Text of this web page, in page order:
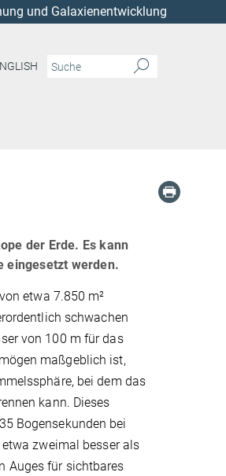
und Galaxienentwicklung
der Erde. Es kann
eingesetzt werden.
etwa 7.850 m²
schwachen
von 100 m für das
maßgeblich ist,
bei dem das
kann. Dieses
Bogensekunden bei
zweimal besser als
Auges für sichtbares